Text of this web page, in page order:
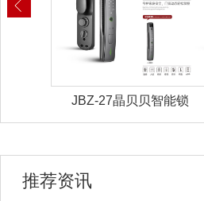
JBZ-27晶贝贝智能锁
推荐资讯